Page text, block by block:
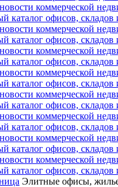
коммерческой
каталог офисов,
коммерческой
каталог офисов,
коммерческой
каталог офисов,
коммерческой
каталог офисов,
коммерческой
каталог офисов,
коммерческой
каталог офисов,
коммерческой
каталог офисов,
коммерческой
каталог офисов,
Элитные офисы,